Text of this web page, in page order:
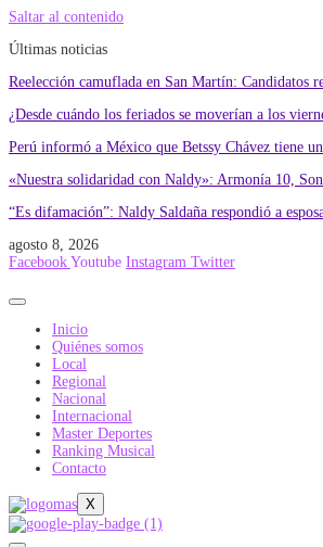
Saltar al contenido
Últimas noticias
Reelección camuflada en San Martín: Candidatos
¿Desde cuándo los feriados se moverían a los
Perú informó a México que Betssy Chávez tiene
«Nuestra solidaridad con Naldy»: Armonía 10,
“Es difamación”: Naldy Saldaña respondió a
agosto 8, 2026
Facebook Youtube Instagram Twitter
Inicio
Quiénes somos
Local
Regional
Nacional
Internacional
Master Deportes
Ranking Musical
Contacto
X